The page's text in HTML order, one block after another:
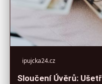
ipujcka24.cz
Sloučení Úvěrů: